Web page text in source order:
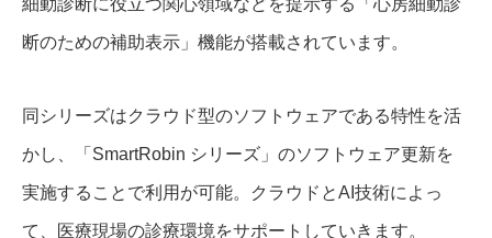
断のための補助表示」機能が搭載されています。
同シリーズはクラウド型のソフトウェアである特性を活
かし、「SmartRobin シリーズ」のソフトウェア更新を
実施することで利用が可能。クラウドとAI技術によっ
て、医療現場の診療環境をサポートしていきます。